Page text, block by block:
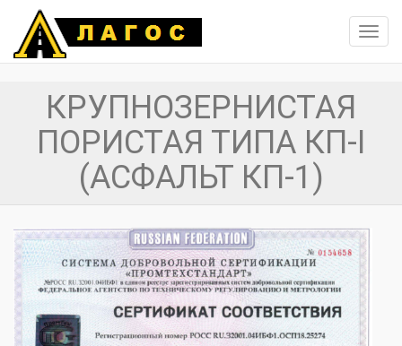
КРУПНОЗЕРНИСТАЯ
ПОРИСТАЯ ТИПА КП-I
(АСФАЛЬТ КП-1)